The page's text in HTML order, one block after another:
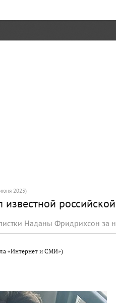
2023)
известной
Наданы Фридрихсон за
«Интернет и СМИ»)